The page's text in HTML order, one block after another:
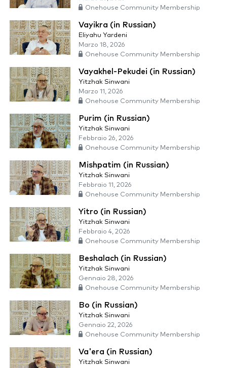
Onehouse Community Membership
Vayikra (in Russian)
Eliyahu Yardeni
Marzo 18, 2026
Onehouse Community Membership
Vayakhel-Pekudei (in Russian)
Yitzhak Sinwani
Marzo 11, 2026
Onehouse Community Membership
Purim (in Russian)
Yitzhak Sinwani
Febbraio 26, 2026
Onehouse Community Membership
Mishpatim (in Russian)
Yitzhak Sinwani
Febbraio 11, 2026
Onehouse Community Membership
Yitro (in Russian)
Yitzhak Sinwani
Febbraio 4, 2026
Onehouse Community Membership
Beshalach (in Russian)
Yitzhak Sinwani
Gennaio 28, 2026
Onehouse Community Membership
Bo (in Russian)
Yitzhak Sinwani
Gennaio 22, 2026
Onehouse Community Membership
Va'era (in Russian)
Yitzhak Sinwani